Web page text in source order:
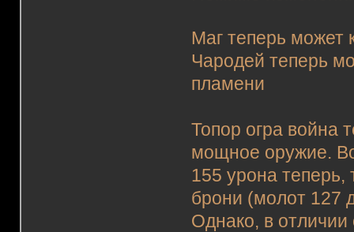
Маг теперь может
Чародей теперь
пламени
Топор огра война
мощное оружие.
155 урона теперь,
брони (молот 127
Однако, в